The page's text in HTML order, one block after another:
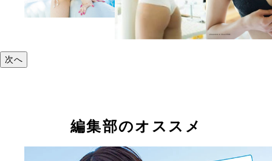
次へ
編集部のオススメ